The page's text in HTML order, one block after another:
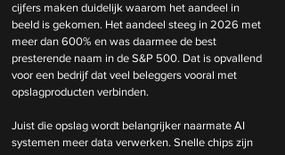
cijfers maken duidelijk waarom het aandeel in
beeld is gekomen. Het aandeel steeg in 2026 met
meer dan 600% en was daarmee de best
presterende naam in de S&P 500. Dat is opvallend
voor een bedrijf dat veel beleggers vooral met
opslagproducten verbinden.
Juist die opslag wordt belangrijker naarmate AI
systemen meer data verwerken. Snelle chips zijn